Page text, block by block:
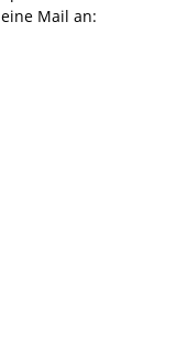
eine Mail an: